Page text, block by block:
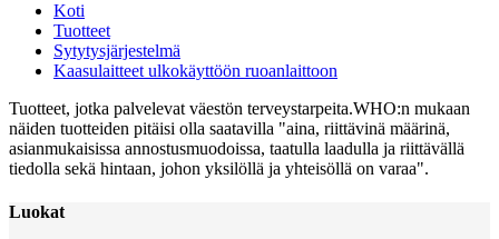
Koti
Tuotteet
Sytytysjärjestelmä
Kaasulaitteet ulkokäyttöön ruoanlaittoon
Tuotteet, jotka palvelevat väestön terveystarpeita.WHO:n mukaan
näiden tuotteiden pitäisi olla saatavilla "aina, riittävinä määrinä,
asianmukaisissa annostusmuodoissa, taatulla laadulla ja riittävällä
tiedolla sekä hintaan, johon yksilöllä ja yhteisöllä on varaa".
Luokat